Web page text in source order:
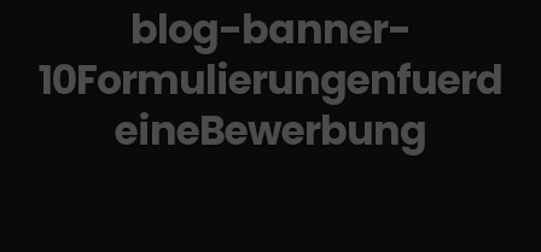
blog-banner-
10Formulierungenfuerd
eineBewerbung